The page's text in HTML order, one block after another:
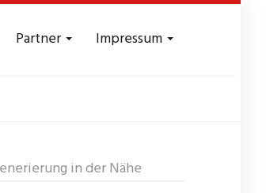
Partner Impressum
in der Nähe